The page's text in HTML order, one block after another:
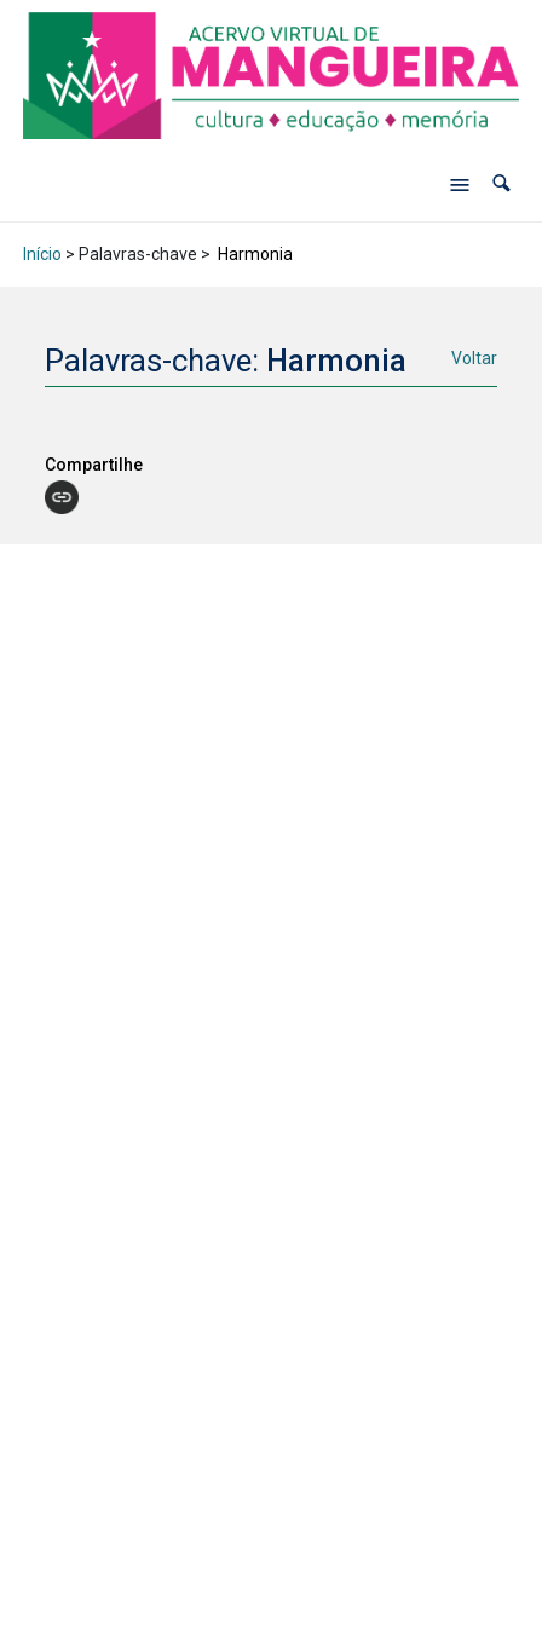
Início > Palavras-chave > Harmonia
Palavras-chave: Harmonia Voltar
Compartilhe